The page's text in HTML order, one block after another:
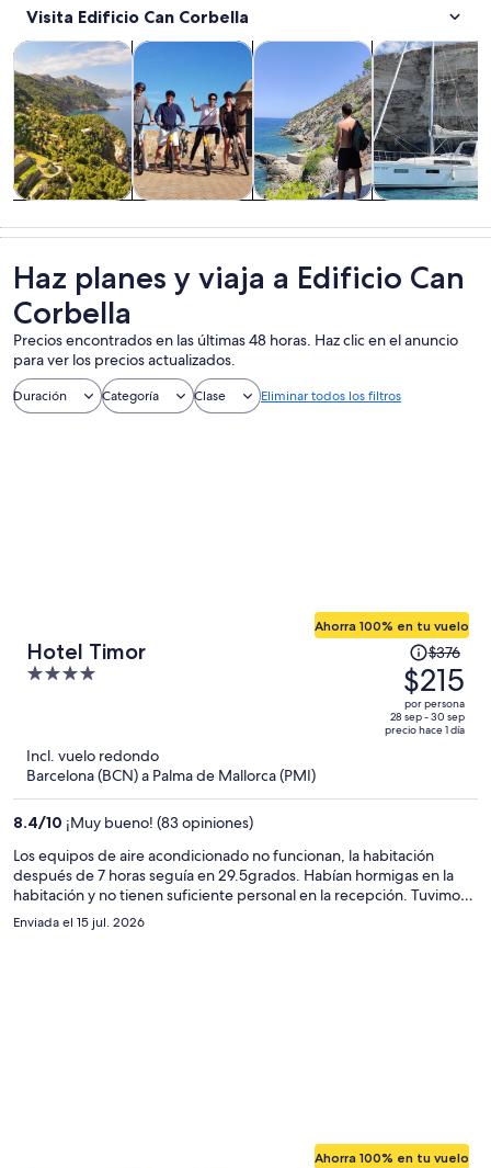
Visita Edificio Can Corbella
excursiones de
Tours y excursiones de un díaSe abrirá en una nueva pestaña
historia
Cultura e historiaSe abrirá en una nueva
acuáticas
Actividades acuáticasSe
acuáticos y
Tours
Haz planes y viaja a Edificio Can
Corbella
Precios encontrados en las últimas 48 horas. Haz clic en el anuncio
para ver los precios actualizados.
Duración Categoría Clase Eliminar todos los filtros
Hotel Timor
4
5
Ahorra 100% en tu vuelo
El
precio
era
de
$376
$215
por
persona
$376
$215
por persona
28 sep - 30 sep
precio hace 1 día
Incl. vuelo redondo
Barcelona (BCN) a Palma de Mallorca (PMI)
8.4/10 ¡Muy bueno! (83 opiniones)
Los equipos de aire acondicionado no funcionan, la habitación
después de 7 horas seguía en 29.5grados. Habían hormigas en la
habitación y no tienen suficiente personal en la recepción. Tuvimos
que cancelar la reserva e irnos a otro hotel a las 11 de la noche, fué
bastante incómodo.
Enviada el 15 jul. 2026
Ahorra 100% en tu vuelo